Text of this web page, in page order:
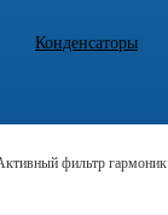
Конденсаторы
фильтр гармоник